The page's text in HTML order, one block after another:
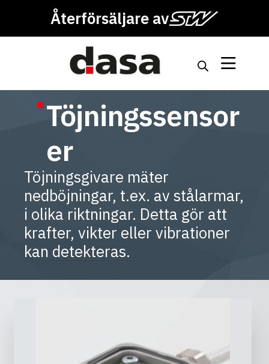
Återförsäljare av
Töjningssensor
er
Töjningsgivare mäter
nedböjningar, t.ex. av stålarmar,
i olika riktningar. Detta gör att
krafter, vikter eller vibrationer
kan detekteras.